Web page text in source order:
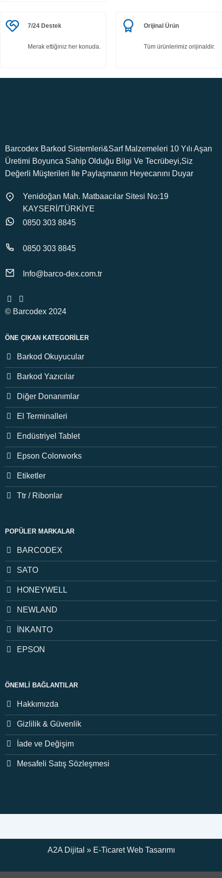
7/24 Destek
Merak ettiğiniz her konuda.
Orijinal Ürün
Tüm ürünlerimiz orijinaldir.
Barcodex Barkod Sistemleri&Sarf Malzemeleri 10 Yılı Aşan
Üretimi Boyunca Sahip Olduğu Bilgi Ve Tecrübeyi,Siz
Değerli Müşterileri Ile Paylaşmanın Heyecanını Duyar
Yenidoğan Mah. Matbaacılar Sitesi No:19
KAYSERİ/TÜRKİYE
0850 303 8845
0850 303 8845
Info@barco-dex.com.tr
© Barcodex 2024
ÖNE ÇIKAN KATEGORILER
Barkod Okuyucular
Barkod Yazıcılar
Diğer Donanımlar
El Terminalleri
Endüstriyel Tablet
Epson Colorworks
Etiketler
Ttr / Ribonlar
POPÜLER MARKALAR
BARCODEX
SATO
HONEYWELL
NEWLAND
İNKANTO
EPSON
ÖNEMLI BAĞLANTILAR
Hakkımızda
Gizlilik & Güvenlik
İade ve Değişim
Mesafeli Satış Sözleşmesi
A2A Dijital » E-TicaretWeb Tasarımı